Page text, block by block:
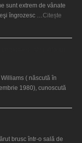
sunt extrem de vânate
îngrozesc …Citește
( născută în
1980), cunoscută
brusc într-o sală de